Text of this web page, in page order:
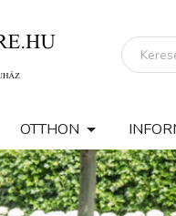
OTTHON